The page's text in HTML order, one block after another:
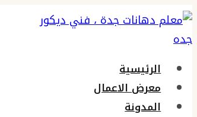
التجاوز
إلى
المحتوى
الرئيسية
معرض الاعمال
المدونة